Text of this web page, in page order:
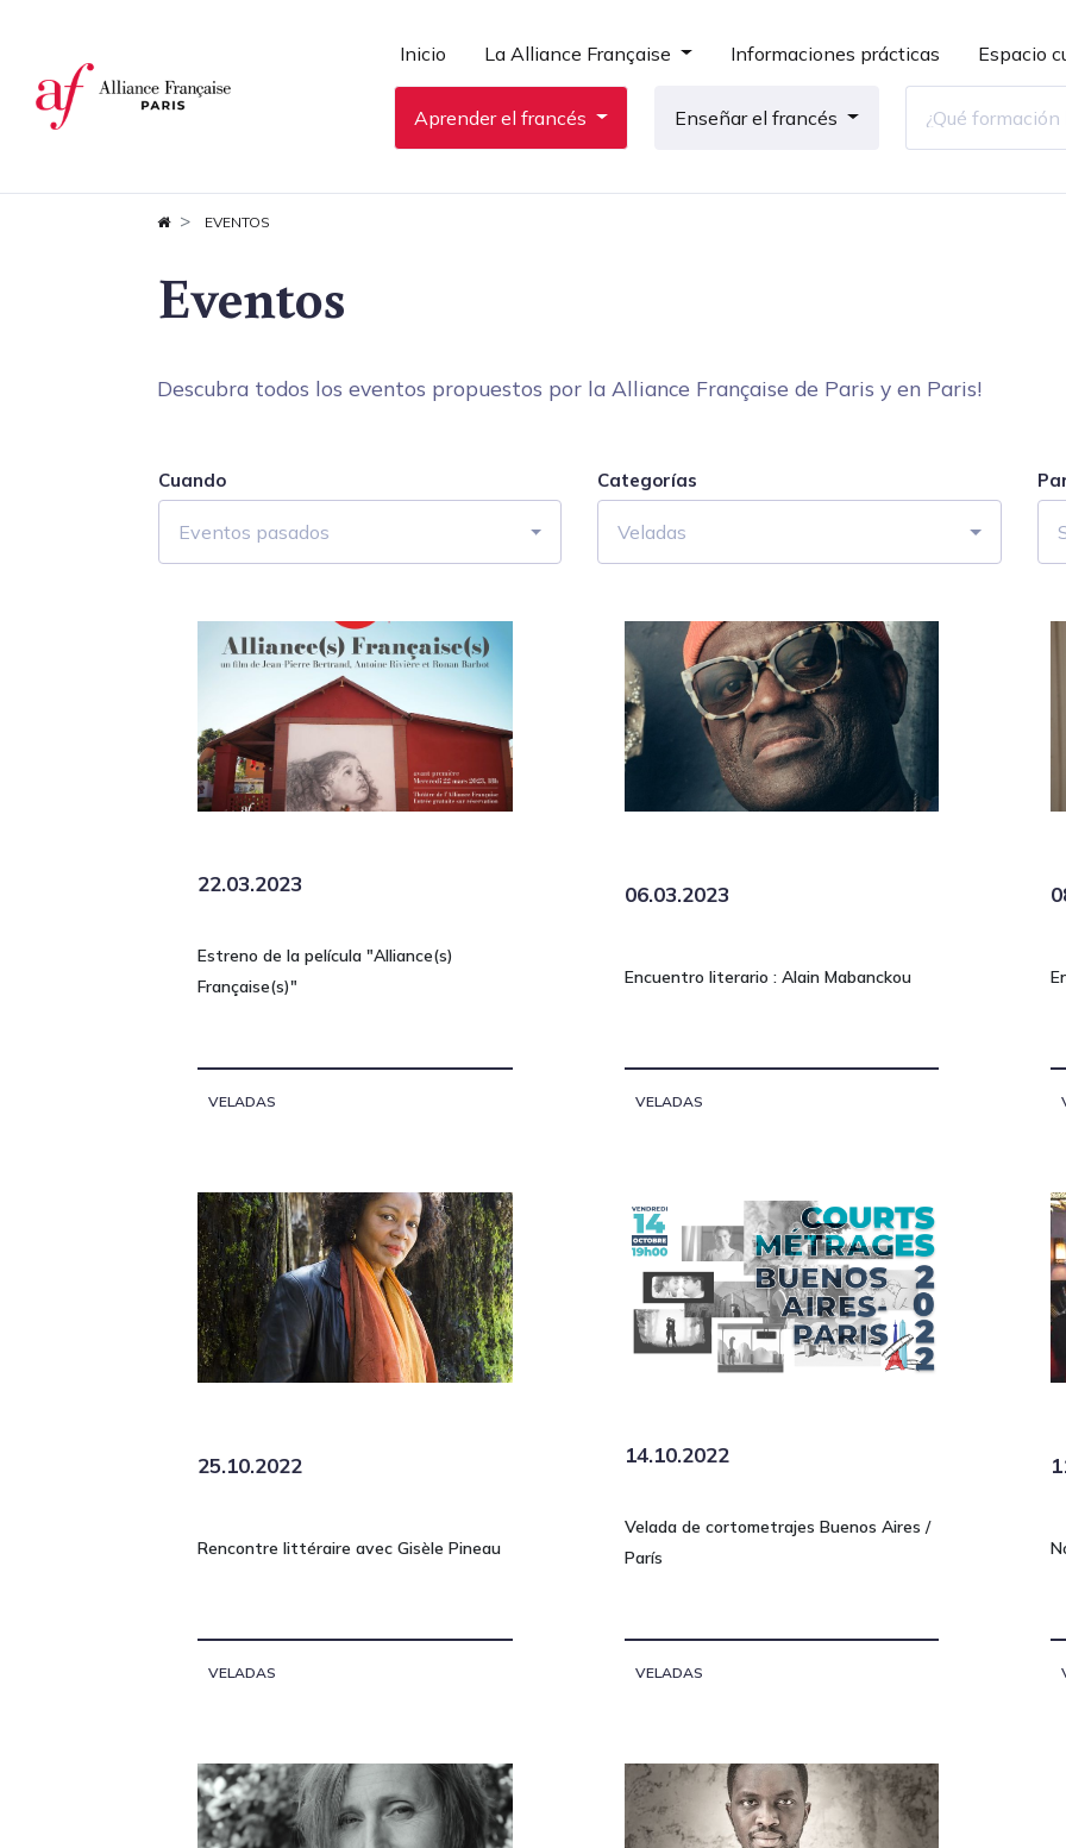
Inicio La Alliance Française Informaciones prácticas Espacio
Aprender el francés Enseñar el francés
EVENTOS
Eventos
Descubra todos los eventos propuestos por la Alliance Française de Paris y en Paris!
Cuando
Eventos pasados
Categorías
Veladas
22.03.2023
Estreno de la película "Alliance(s)
Française(s)"
VELADAS
06.03.2023
Encuentro literario : Alain Mabanckou
VELADAS
25.10.2022
Rencontre littéraire avec Gisèle Pineau
VELADAS
14.10.2022
Velada de cortometrajes Buenos Aires /
París
VELADAS